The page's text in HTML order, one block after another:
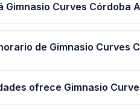
Gimnasio Curves Córdoba
de Gimnasio Curves
ofrece Gimnasio